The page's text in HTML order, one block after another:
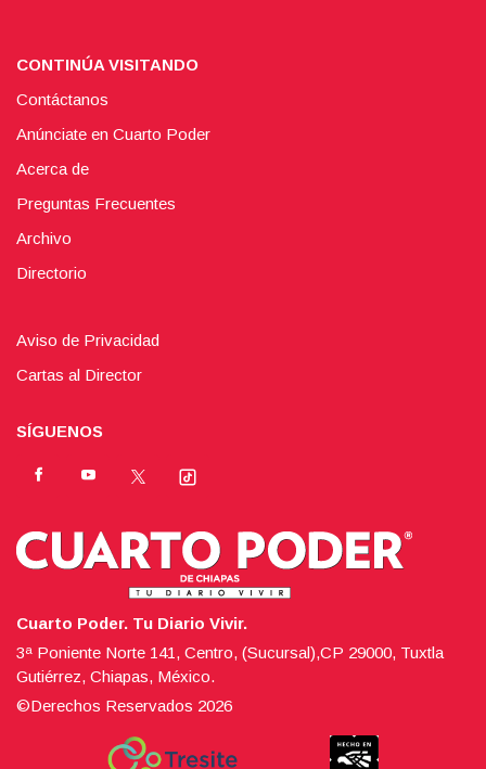
CONTINÚA VISITANDO
Contáctanos
Anúnciate en Cuarto Poder
Acerca de
Preguntas Frecuentes
Archivo
Directorio
Aviso de Privacidad
Cartas al Director
SÍGUENOS
Cuarto Poder. Tu Diario Vivir.
3ª Poniente Norte 141, Centro, (Sucursal),CP 29000, Tuxtla
Gutiérrez, Chiapas, México.
©Derechos Reservados 2026